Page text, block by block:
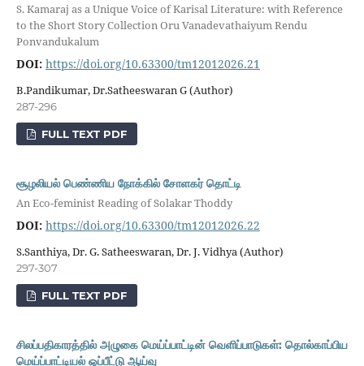
S. Kamaraj as a Unique Voice of Karisal Literature: with Reference
to the Short Story Collection Oru Vanadevathaiyum Rendu
Ponvandukalum
DOI: https://doi.org/10.63300/tm12012026.21
B.Pandikumar, Dr.Satheeswaran G (Author)
287-296
FULL TEXT PDF
சூழலியல் பெண்ணிய நோக்கில் சோளகர் தொட்டி
An Eco-feminist Reading of Solakar Thoddy
DOI: https://doi.org/10.63300/tm12012026.22
S.Santhiya, Dr. G. Satheeswaran, Dr. J. Vidhya (Author)
297-307
FULL TEXT PDF
சிலப்பதிகாரத்தில் அழுகை மெய்ப்பாட்டின் வெளிப்பாடுகள்: தொல்காப்பிய
மெய்ப்பாட்டியல் ஒப்பீட்டு ஆய்வு